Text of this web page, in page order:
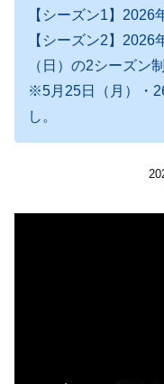
【シーズン1】2026
【シーズン2】2026
（日）の2シーズン
※5月25日（月）・
し。